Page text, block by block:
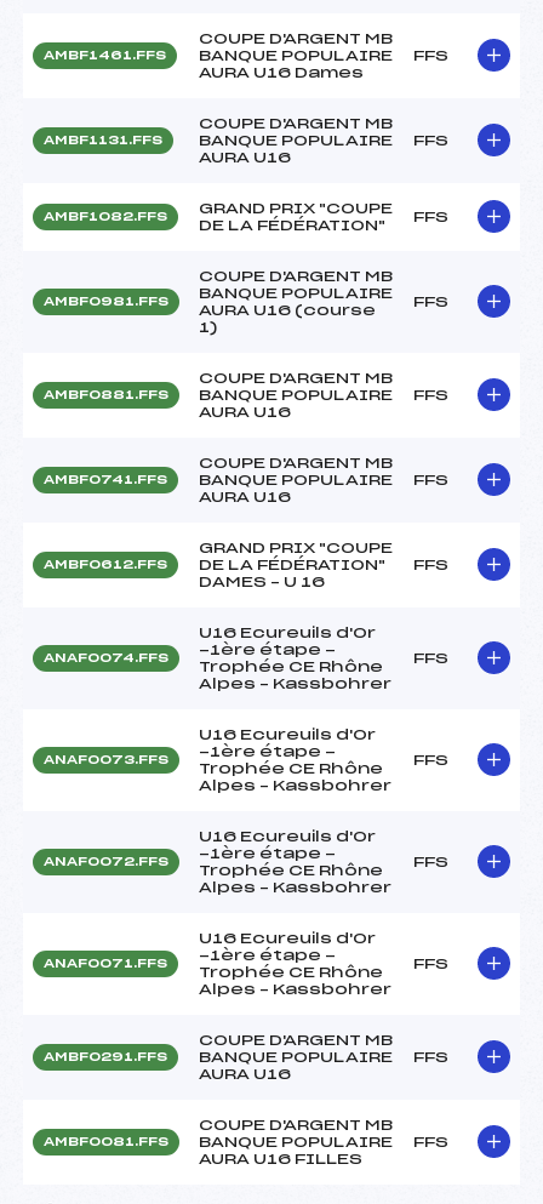
AMBF1461.FFS
COUPE D'ARGENT MB
BANQUE POPULAIRE
AURA U16 Dames
FFS
AMBF1131.FFS
COUPE D'ARGENT MB
BANQUE POPULAIRE
AURA U16
FFS
AMBF1082.FFS
GRAND PRIX "COUPE
DE LA FÉDÉRATION"
FFS
AMBF0981.FFS
COUPE D'ARGENT MB
BANQUE POPULAIRE
AURA U16 (course
1)
FFS
AMBF0881.FFS
COUPE D'ARGENT MB
BANQUE POPULAIRE
AURA U16
FFS
AMBF0741.FFS
COUPE D'ARGENT MB
BANQUE POPULAIRE
AURA U16
FFS
AMBF0612.FFS
GRAND PRIX "COUPE
DE LA FÉDÉRATION"
DAMES – U 16
FFS
ANAF0074.FFS
U16 Ecureuils d'Or
-1ère étape -
Trophée CE Rhône
Alpes – Kassbohrer
FFS
ANAF0073.FFS
U16 Ecureuils d'Or
-1ère étape -
Trophée CE Rhône
Alpes – Kassbohrer
FFS
ANAF0072.FFS
U16 Ecureuils d'Or
-1ère étape -
Trophée CE Rhône
Alpes – Kassbohrer
FFS
ANAF0071.FFS
U16 Ecureuils d'Or
-1ère étape -
Trophée CE Rhône
Alpes – Kassbohrer
FFS
AMBF0291.FFS
COUPE D'ARGENT MB
BANQUE POPULAIRE
AURA U16
FFS
AMBF0081.FFS
COUPE D'ARGENT MB
BANQUE POPULAIRE
AURA U16 FILLES
FFS